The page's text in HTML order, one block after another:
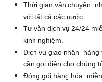
Thời gian vận chuyển:
với tất cả các nước
Tư vẫn dịch vụ 24/24
kinh nghiệm.
Dịch vụ giao nhận
cần gọi điện cho chúng
Đóng gói hàng hóa: